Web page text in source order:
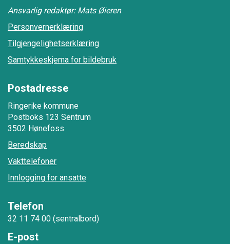
Ansvarlig redaktør: Mats Øieren
Personvernerklæring
Tilgjengelighetserklæring
Samtykkeskjema for bildebruk
Postadresse
Ringerike kommune
Postboks 123 Sentrum
3502 Hønefoss
Beredskap
Vakttelefoner
Innlogging for ansatte
Telefon
32 11 74 00 (sentralbord)
E-post